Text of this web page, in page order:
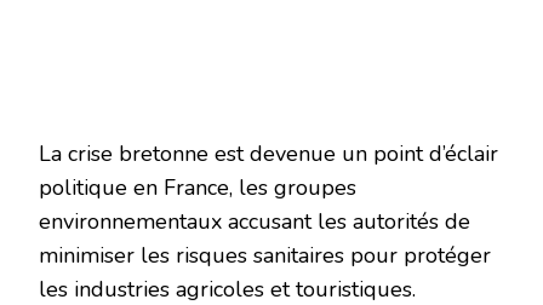
La crise bretonne est devenue un point d’éclair
politique en France, les groupes
environnementaux accusant les autorités de
minimiser les risques sanitaires pour protéger
les industries agricoles et touristiques.